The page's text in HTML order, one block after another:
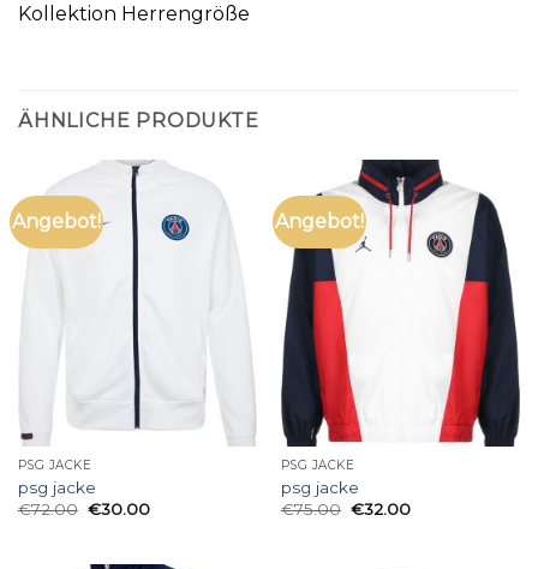
Kollektion Herrengröße
ÄHNLICHE PRODUKTE
Angebot!
PSG JACKE
psg jacke
€72.00 €30.00
Angebot!
PSG JACKE
psg jacke
€75.00 €32.00